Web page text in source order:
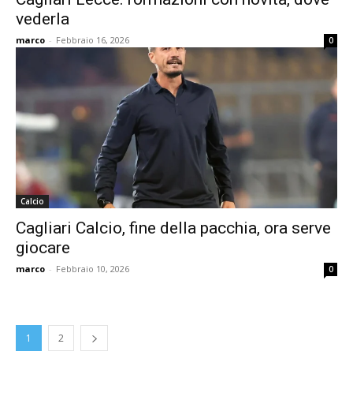
vederla
marco - Febbraio 16, 2026 0
Calcio
Cagliari Calcio, fine della pacchia, ora serve
giocare
marco - Febbraio 10, 2026 0
1 2